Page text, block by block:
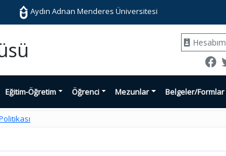
Aydın Adnan Menderes Üniversitesi
Hesabım
Eğitim-Öğretim Öğrenci Mezunlar Belgeler/Formlar